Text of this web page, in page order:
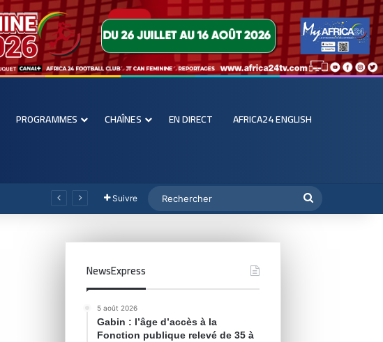
PROGRAMMES CHAÎNES EN DIRECT AFRICA24 ENGLISH
Suivre
NewsExpress
5 août 2026
Gabin : l’âge d’accès à la
Fonction publique relevé de 35 à